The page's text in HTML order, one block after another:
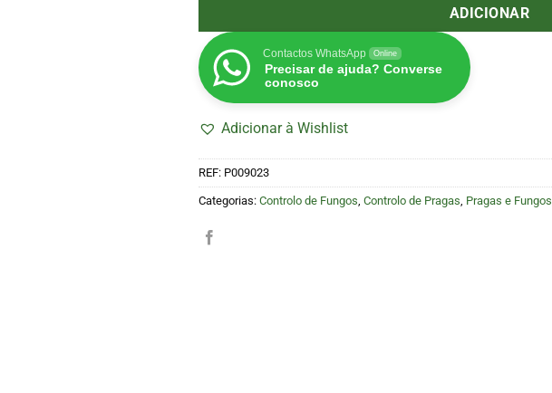
ADICIONAR
Contactos WhatsApp Online
Precisar de ajuda? Converse
conosco
Adicionar à Wishlist
REF: P009023
Categorias: Controlo de Fungos Controlo de Pragas Pragas e Fungos